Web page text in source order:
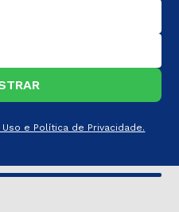
e Política de Privacidade.